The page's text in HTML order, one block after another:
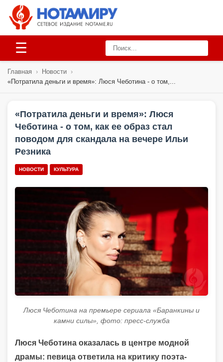
☰
Главная › Новости ›
«Потратила деньги и время»: Люся Чеботина - о том,...
«Потратила деньги и время»: Люся
Чеботина - о том, как ее образ стал
поводом для скандала на вечере Ильи
Резника
НОВОСТИ КУЛЬТУРА
Люся Чеботина на премьере сериала «Баранкины и
камни силы», фото: пресс-служба
Люся Чеботина оказалась в центре модной
драмы: певица ответила на критику поэта-